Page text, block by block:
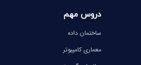
دروس مهم
ساختمان داده
معماری کامپیوتر